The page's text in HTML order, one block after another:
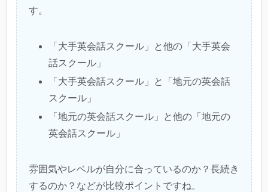
す。
「大手英会話スクール」と他の「大手英会
話スクール」
「大手英会話スクール」と「地元の英会話
スクール」
「地元の英会話スクール」と他の「地元の
英会話スクール」
雰囲気やレベルが自分に合っているのか？長続き
するのか？などが比較ポイントですね。